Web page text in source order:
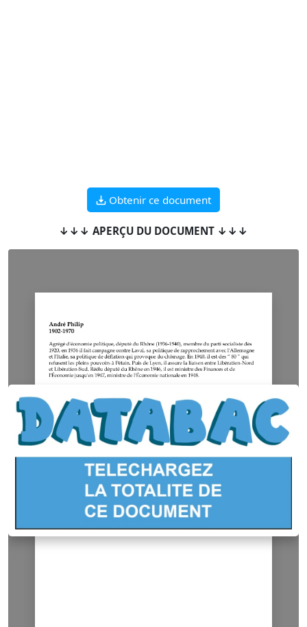
Obtenir ce document
↓↓↓ APERÇU DU DOCUMENT ↓↓↓